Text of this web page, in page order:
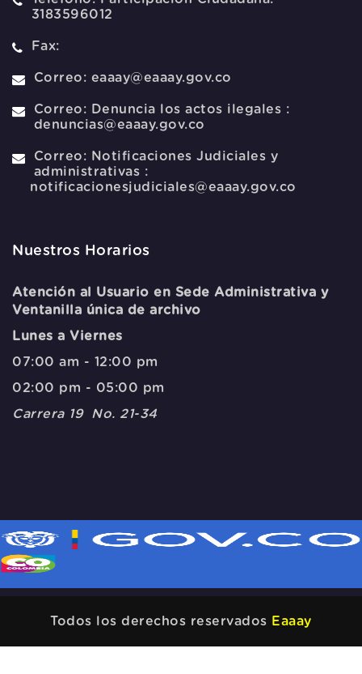
3183596012
Fax:
Correo: eaaay@eaaay.gov.co
Correo: Denuncia los actos ilegales :
denuncias@eaaay.gov.co
Correo: Notificaciones Judiciales y
administrativas :
notificacionesjudiciales@eaaay.gov.co
Nuestros Horarios
Atención al Usuario en Sede Administrativa y
Ventanilla única de archivo
Lunes a Viernes
07:00 am - 12:00 pm
02:00 pm - 05:00 pm
Carrera 19 No. 21-34
Todos los derechos reservados Eaaay